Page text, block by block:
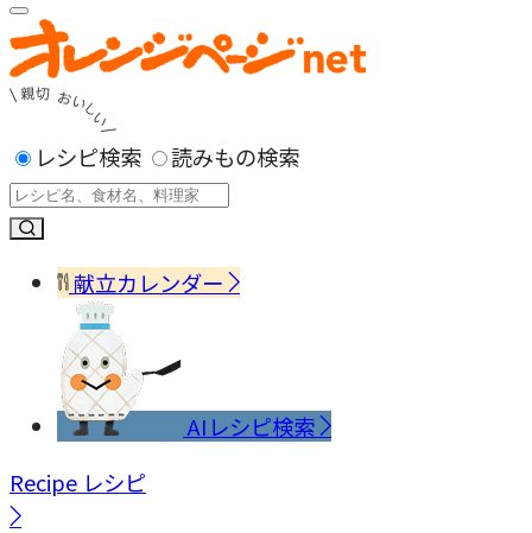
レシピ検索 読みもの検索
献立カレンダー
AIレシピ検索
Recipe レシピ